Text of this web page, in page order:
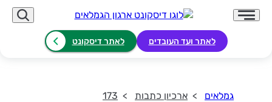
לאתר ועד העובדים לאתר דיסקונט
גמלאים ארכיון כתבות 173